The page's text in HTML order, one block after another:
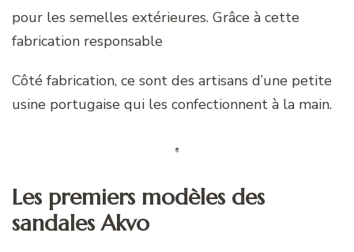
pour les semelles extérieures. Grâce à cette
fabrication responsable
Côté fabrication, ce sont des artisans d’une petite
usine portugaise qui les confectionnent à la main.
Les premiers modèles des
sandales Akvo